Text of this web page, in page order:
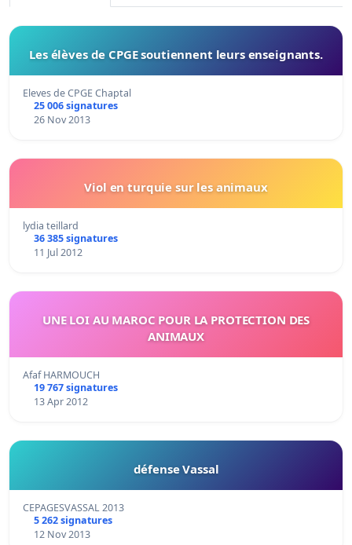
Les élèves de CPGE soutiennent leurs enseignants.
Eleves de CPGE Chaptal
25 006 signatures
26 Nov 2013
Viol en turquie sur les animaux
lydia teillard
36 385 signatures
11 Jul 2012
UNE LOI AU MAROC POUR LA PROTECTION DES
ANIMAUX
Afaf HARMOUCH
19 767 signatures
13 Apr 2012
défense Vassal
CEPAGESVASSAL 2013
5 262 signatures
12 Nov 2013